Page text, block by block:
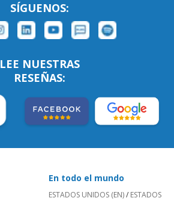
SÍGUENOS:
LEE NUESTRAS
RESEÑAS:
En todo el mundo
ESTADOS UNIDOS (EN)/ ESTADOS